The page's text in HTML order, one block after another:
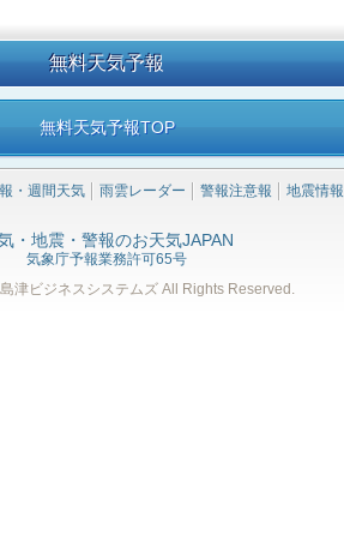
無料天気予報
無料天気予報TOP
・週間天気 雨雲レーダー 警報注意報 地震情報
・地震・警報のお天気JAPAN
気象庁予報業務許可65号
津ビジネスシステムズ All Rights Reserved.